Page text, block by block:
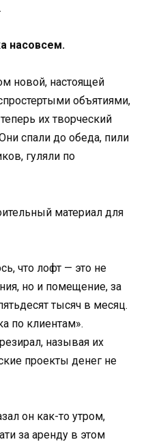
насовсем.
новой, настоящей
объятиями,
их творческий
спали до обеда, пили
гуляли по
материал для
что лофт — это не
но и помещение, за
тысяч в месяц.
по клиентам».
называя их
проекты денег не
он как-то утром,
за аренду в этом